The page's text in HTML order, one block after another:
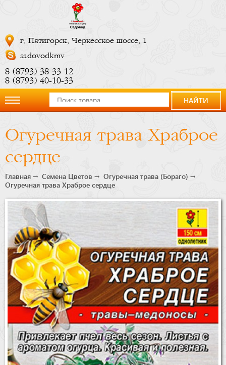
г. Пятигорск, Черкесское шоссе, 1
sadovodkmv
8 (8793) 38 33 12
8 (8793) 40-10-33
компании
Новости
Купить
сейчас
Бренды
Доставка
Оптовикам
НАЙТИ
Огуречная трава Храброе
сердце
Главная Семена Цветов
Огуречная трава (Бораго)
Огуречная трава Храброе сердце